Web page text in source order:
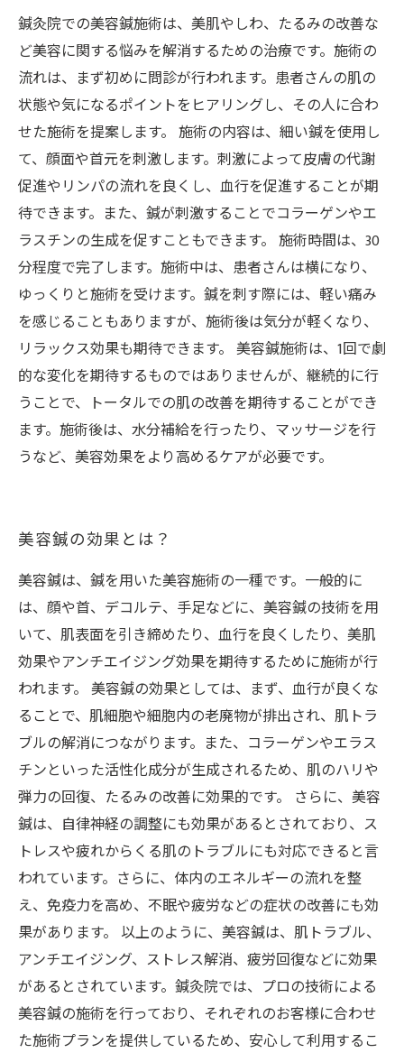
鍼灸院での美容鍼施術は、美肌やしわ、たるみの改善な
ど美容に関する悩みを解消するための治療です。施術の
流れは、まず初めに問診が行われます。患者さんの肌の
状態や気になるポイントをヒアリングし、その人に合わ
せた施術を提案します。 施術の内容は、細い鍼を使用し
て、顔面や首元を刺激します。刺激によって皮膚の代謝
促進やリンパの流れを良くし、血行を促進することが期
待できます。また、鍼が刺激することでコラーゲンやエ
ラスチンの生成を促すこともできます。 施術時間は、30
分程度で完了します。施術中は、患者さんは横になり、
ゆっくりと施術を受けます。鍼を刺す際には、軽い痛み
を感じることもありますが、施術後は気分が軽くなり、
リラックス効果も期待できます。 美容鍼施術は、1回で劇
的な変化を期待するものではありませんが、継続的に行
うことで、トータルでの肌の改善を期待することができ
ます。施術後は、水分補給を行ったり、マッサージを行
うなど、美容効果をより高めるケアが必要です。
美容鍼の効果とは？
美容鍼は、鍼を用いた美容施術の一種です。一般的に
は、顔や首、デコルテ、手足などに、美容鍼の技術を用
いて、肌表面を引き締めたり、血行を良くしたり、美肌
効果やアンチエイジング効果を期待するために施術が行
われます。 美容鍼の効果としては、まず、血行が良くな
ることで、肌細胞や細胞内の老廃物が排出され、肌トラ
ブルの解消につながります。また、コラーゲンやエラス
チンといった活性化成分が生成されるため、肌のハリや
弾力の回復、たるみの改善に効果的です。 さらに、美容
鍼は、自律神経の調整にも効果があるとされており、ス
トレスや疲れからくる肌のトラブルにも対応できると言
われています。さらに、体内のエネルギーの流れを整
え、免疫力を高め、不眠や疲労などの症状の改善にも効
果があります。 以上のように、美容鍼は、肌トラブル、
アンチエイジング、ストレス解消、疲労回復などに効果
があるとされています。鍼灸院では、プロの技術による
美容鍼の施術を行っており、それぞれのお客様に合わせ
た施術プランを提供しているため、安心して利用するこ